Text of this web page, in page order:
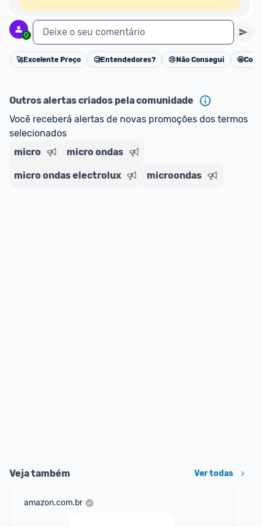
0 Deixe o seu comentário
Cancelar
🚀Excelente Preço 🧐Entendedores? 😢 Não Consegui 🤩
Outros alertas criados pela comunidade
Você receberá alertas de novas promoções dos termos
selecionados
micro
micro ondas
micro ondas electrolux microondas
Veja também Ver todas
amazon.com.br